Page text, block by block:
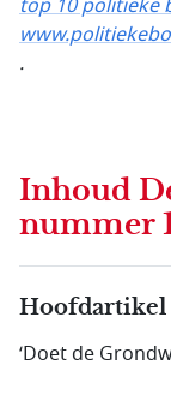
top 10 politieke
.
Inhoud
nummer
Hoofdartikel
‘Doet de